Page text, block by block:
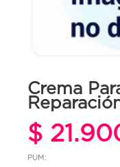
Crema
$
PUM: